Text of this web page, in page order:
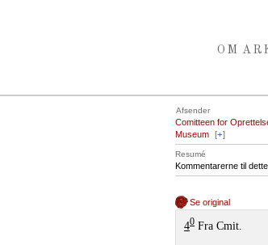
OM
Afsender
Comitteen for
Museum
[+]
Resumé
Kommentarerne til
Se original
40 Fra Cmit.